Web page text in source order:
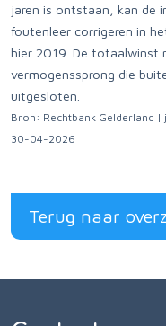
jaren is ontstaan, kan de
foutenleer corrigeren in
hier 2019. De totaalwinst
vermogenssprong die
uitgesloten.
Bron: Rechtbank Gelderland
30-04-2026
Terug naar